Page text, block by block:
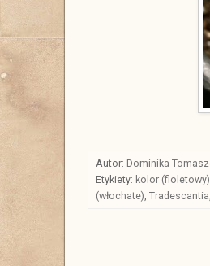
Autor: Dominika
Etykiety: kolor (fioletowy)
(włochate) Tradescantia